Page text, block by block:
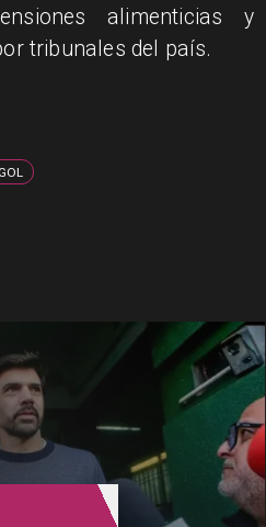
alimenticias y
tribunales del país.